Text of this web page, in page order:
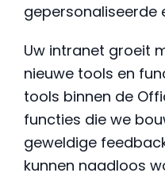
gepersonaliseerde
Uw intranet groeit
nieuwe tools en
tools binnen de
functies die we
geweldige
kunnen naadloos